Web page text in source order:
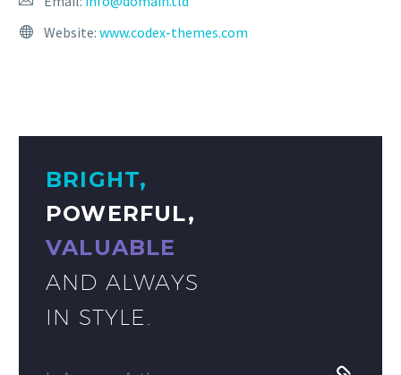
Website: www.codex-themes.com
BRIGHT,
POWERFUL,
VALUABLE
AND ALWAYS
IN STYLE.